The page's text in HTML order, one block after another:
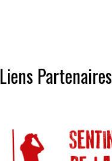
Liens Partenaires